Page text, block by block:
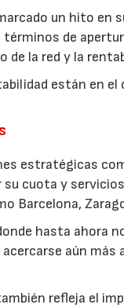
un hito en
de
la red y la
están en
estratégicas
cuota y
Barcelona,
hasta ahora
acercarse aún
refleja el